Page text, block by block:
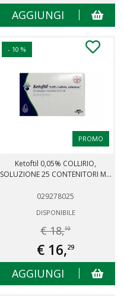
AGGIUNGI
- 10 %
PROMO
Ketoftil 0,05% COLLIRIO,
SOLUZIONE 25 CONTENITORI M...
029278025
DISPONIBILE
€ 18,10
€ 16,29
AGGIUNGI